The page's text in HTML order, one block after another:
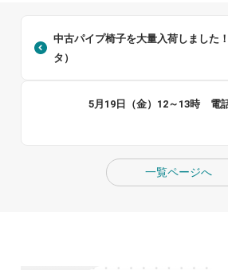
中古パイプ椅子を大量入荷しました
タ）
5月19日（金）12～13時 電
一覧ページへ